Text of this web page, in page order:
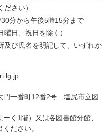
ださい）
分から午後5時15分まで
を除く）
び氏名を明記して、いずれか
一番町12番2号 塩尻市立図
く1階）又は各図書館分館、
ださい。